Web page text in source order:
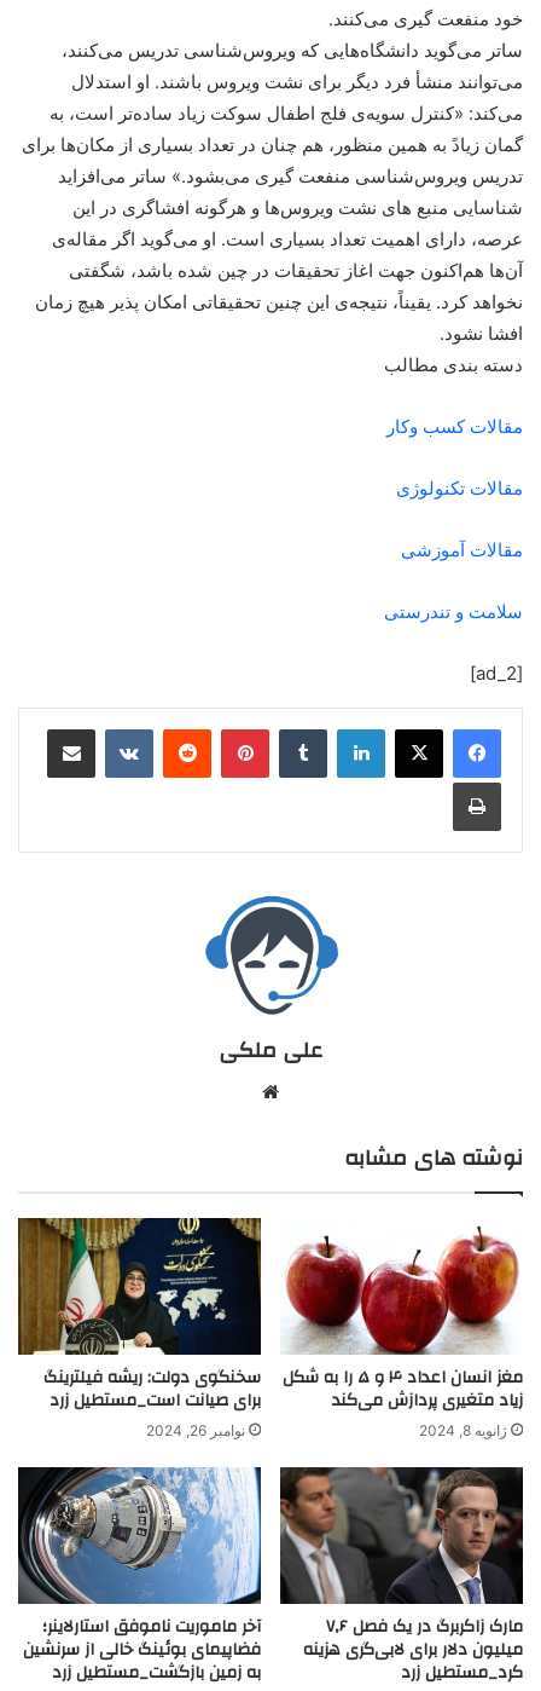
خود منفعت گیری می‌کنند.
ساتر می‌گوید دانشگاه‌هایی که ویروس‌شناسی تدریس می‌کنند،
می‌توانند منشأ فرد دیگر برای نشت ویروس باشند. او استدلال
می‌کند: «کنترل سویه‌ی فلج اطفال سوکت زیاد ساده‌تر است، به
گمان زیادً به همین منظور، هم چنان در تعداد بسیاری از مکان‌ها برای
تدریس ویروس‌شناسی منفعت گیری می‌بشود.» ساتر می‌افزاید
شناسایی منبع های نشت ویروس‌ها و هرگونه افشاگری در این
عرصه، دارای اهمیت تعداد بسیاری است. او می‌گوید اگر مقاله‌ی
آن‌ها هم‌اکنون جهت اغاز تحقیقات در چین شده باشد، شگفتی
نخواهد کرد. یقیناً، نتیجه‌ی این چنین تحقیقاتی امکان پذیر هیچ زمان
افشا نشود.
دسته بندی مطالب
مقالات کسب وکار
مقالات تکنولوژی
مقالات آموزشی
سلامت و تندرستی
[ad_2]
علی ملکی
نوشته های مشابه
مغز انسان اعداد ۴ و ۵ را به شکل
زیاد متغیری پردازش می‌کند
ژانویه 8, 2024
سخنگوی دولت: ریشه فیلترینگ
برای صیانت است_مستطیل زرد
نوامبر 26, 2024
مارک زاکربرگ در یک فصل ۷٫۶
میلیون دلار برای لابی‌گری هزینه
کرد_مستطیل زرد
آخر ماموریت ناموفق استارلاینر؛
فضاپیمای بوئینگ خالی از سرنشین
به زمین بازگشت_مستطیل زرد